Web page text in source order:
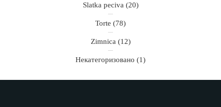
Slatka peciva (20)
Torte (78)
Zimnica (12)
Некатегоризовано (1)